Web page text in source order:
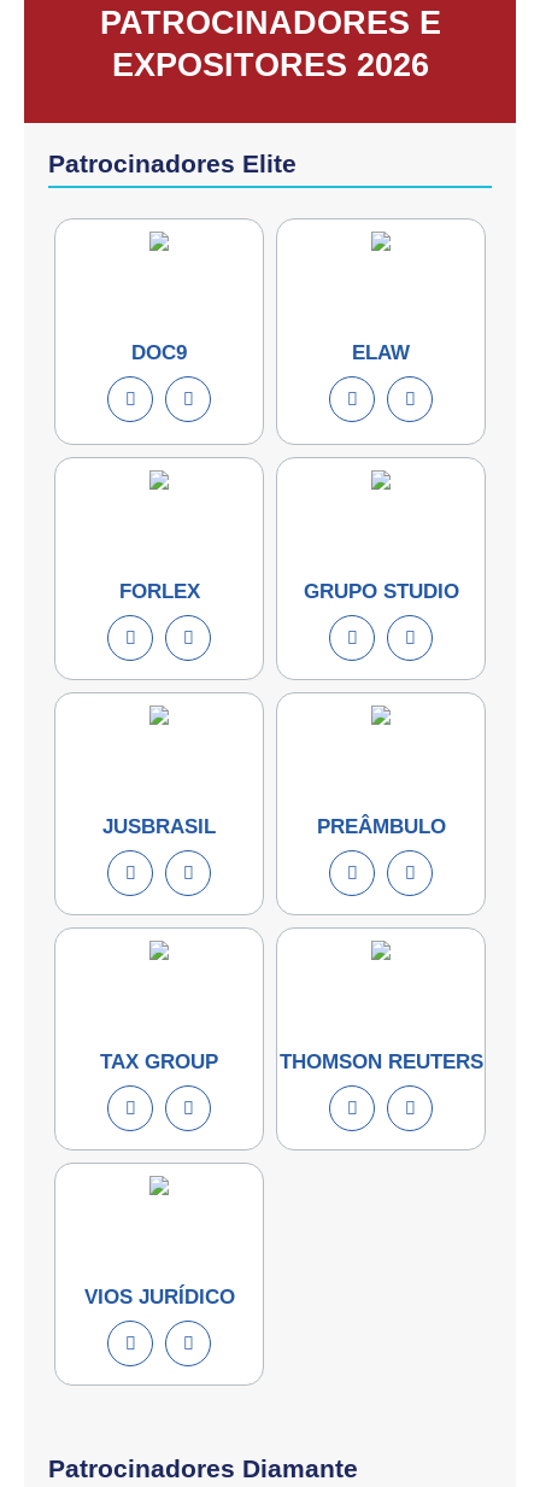
PATROCINADORES E
EXPOSITORES 2026
Patrocinadores Elite
DOC9 ELAW
FORLEX GRUPO STUDIO
JUSBRASIL PREÂMBULO
TAX GROUP THOMSON REUTERS
VIOS JURÍDICO
Patrocinadores Diamante